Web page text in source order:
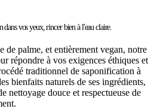
vos yeux, rincer bien à l'eau claire.
de palme, et entièrement vegan, notre
répondre à vos exigences éthiques et
traditionnel de saponification à
bienfaits naturels de ses ingrédients,
nettoyage douce et respectueuse de